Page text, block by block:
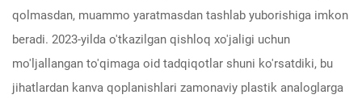
qolmasdan, muammo yaratmasdan tashlab yuborishiga imkon
beradi. 2023-yilda o'tkazilgan qishloq xo'jaligi uchun
mo'ljallangan to'qimaga oid tadqiqotlar shuni ko'rsatdiki, bu
jihatlardan kanva qoplanishlari zamonaviy plastik analoglarga